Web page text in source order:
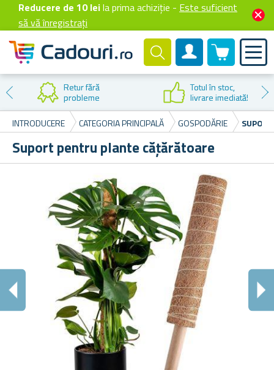
Reducere de 10 leila prima achiziție - Este suficient
să vă înregistrați
Cont client
0 produselor
Retur fără
probleme
Totul în stoc,
livrare imediată!
INTRODUCERE
CATEGORIA PRINCIPALĂ GOSPODĂRIE
Suport pentru plante cățărătoare